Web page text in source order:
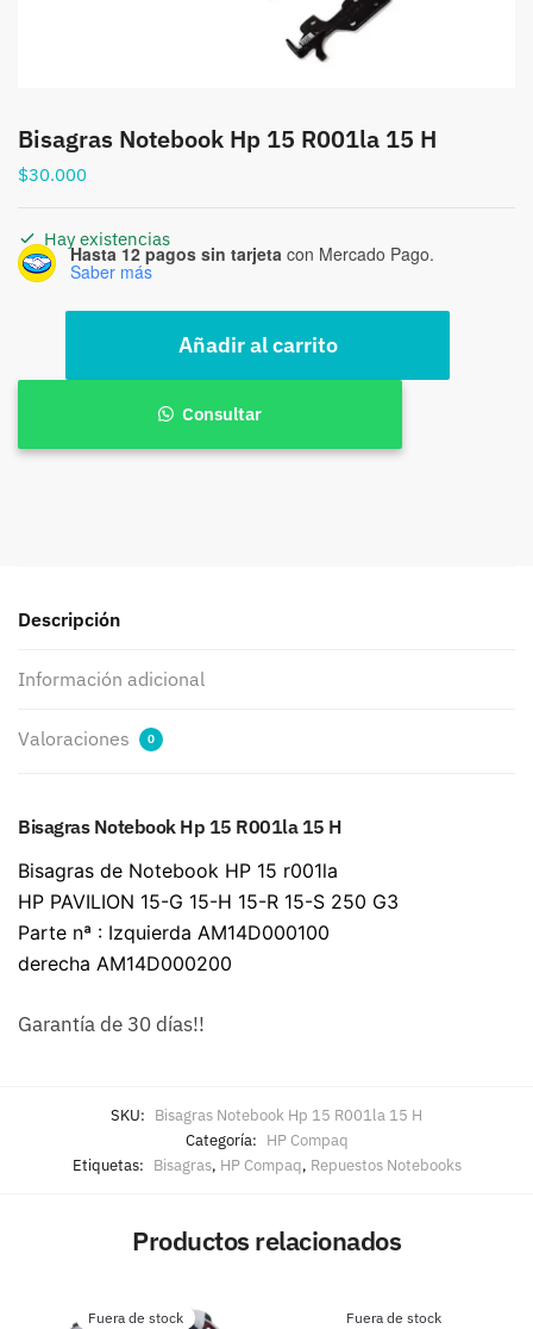
Bisagras Notebook Hp 15 R001la 15 H
$30.000
Hay existencias
Hasta 12 pagos sin tarjeta con Mercado Pago.
Saber más
Hp
Añadir al carrito
Consultar
Descripción
Información adicional
Valoraciones 0
Bisagras Notebook Hp 15 R001la 15 H
Bisagras de Notebook HP 15 r001la
HP PAVILION 15-G 15-H 15-R 15-S 250 G3
Parte nª : Izquierda AM14D000100
derecha AM14D000200
Garantía de 30 días!!
SKU: Bisagras Notebook Hp 15 R001la 15 H
Categoría: HP Compaq
Etiquetas: Bisagras, HP Compaq, Repuestos Notebooks
Productos relacionados
Fuera de stock Fuera de stock